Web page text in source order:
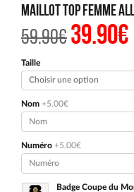
Maillot Top Femme
59.90€Le
prix
était :
59.90€.
39.90€Le
Taille
Nom +5.00€
Numéro +5.00€
Badge Coupe du